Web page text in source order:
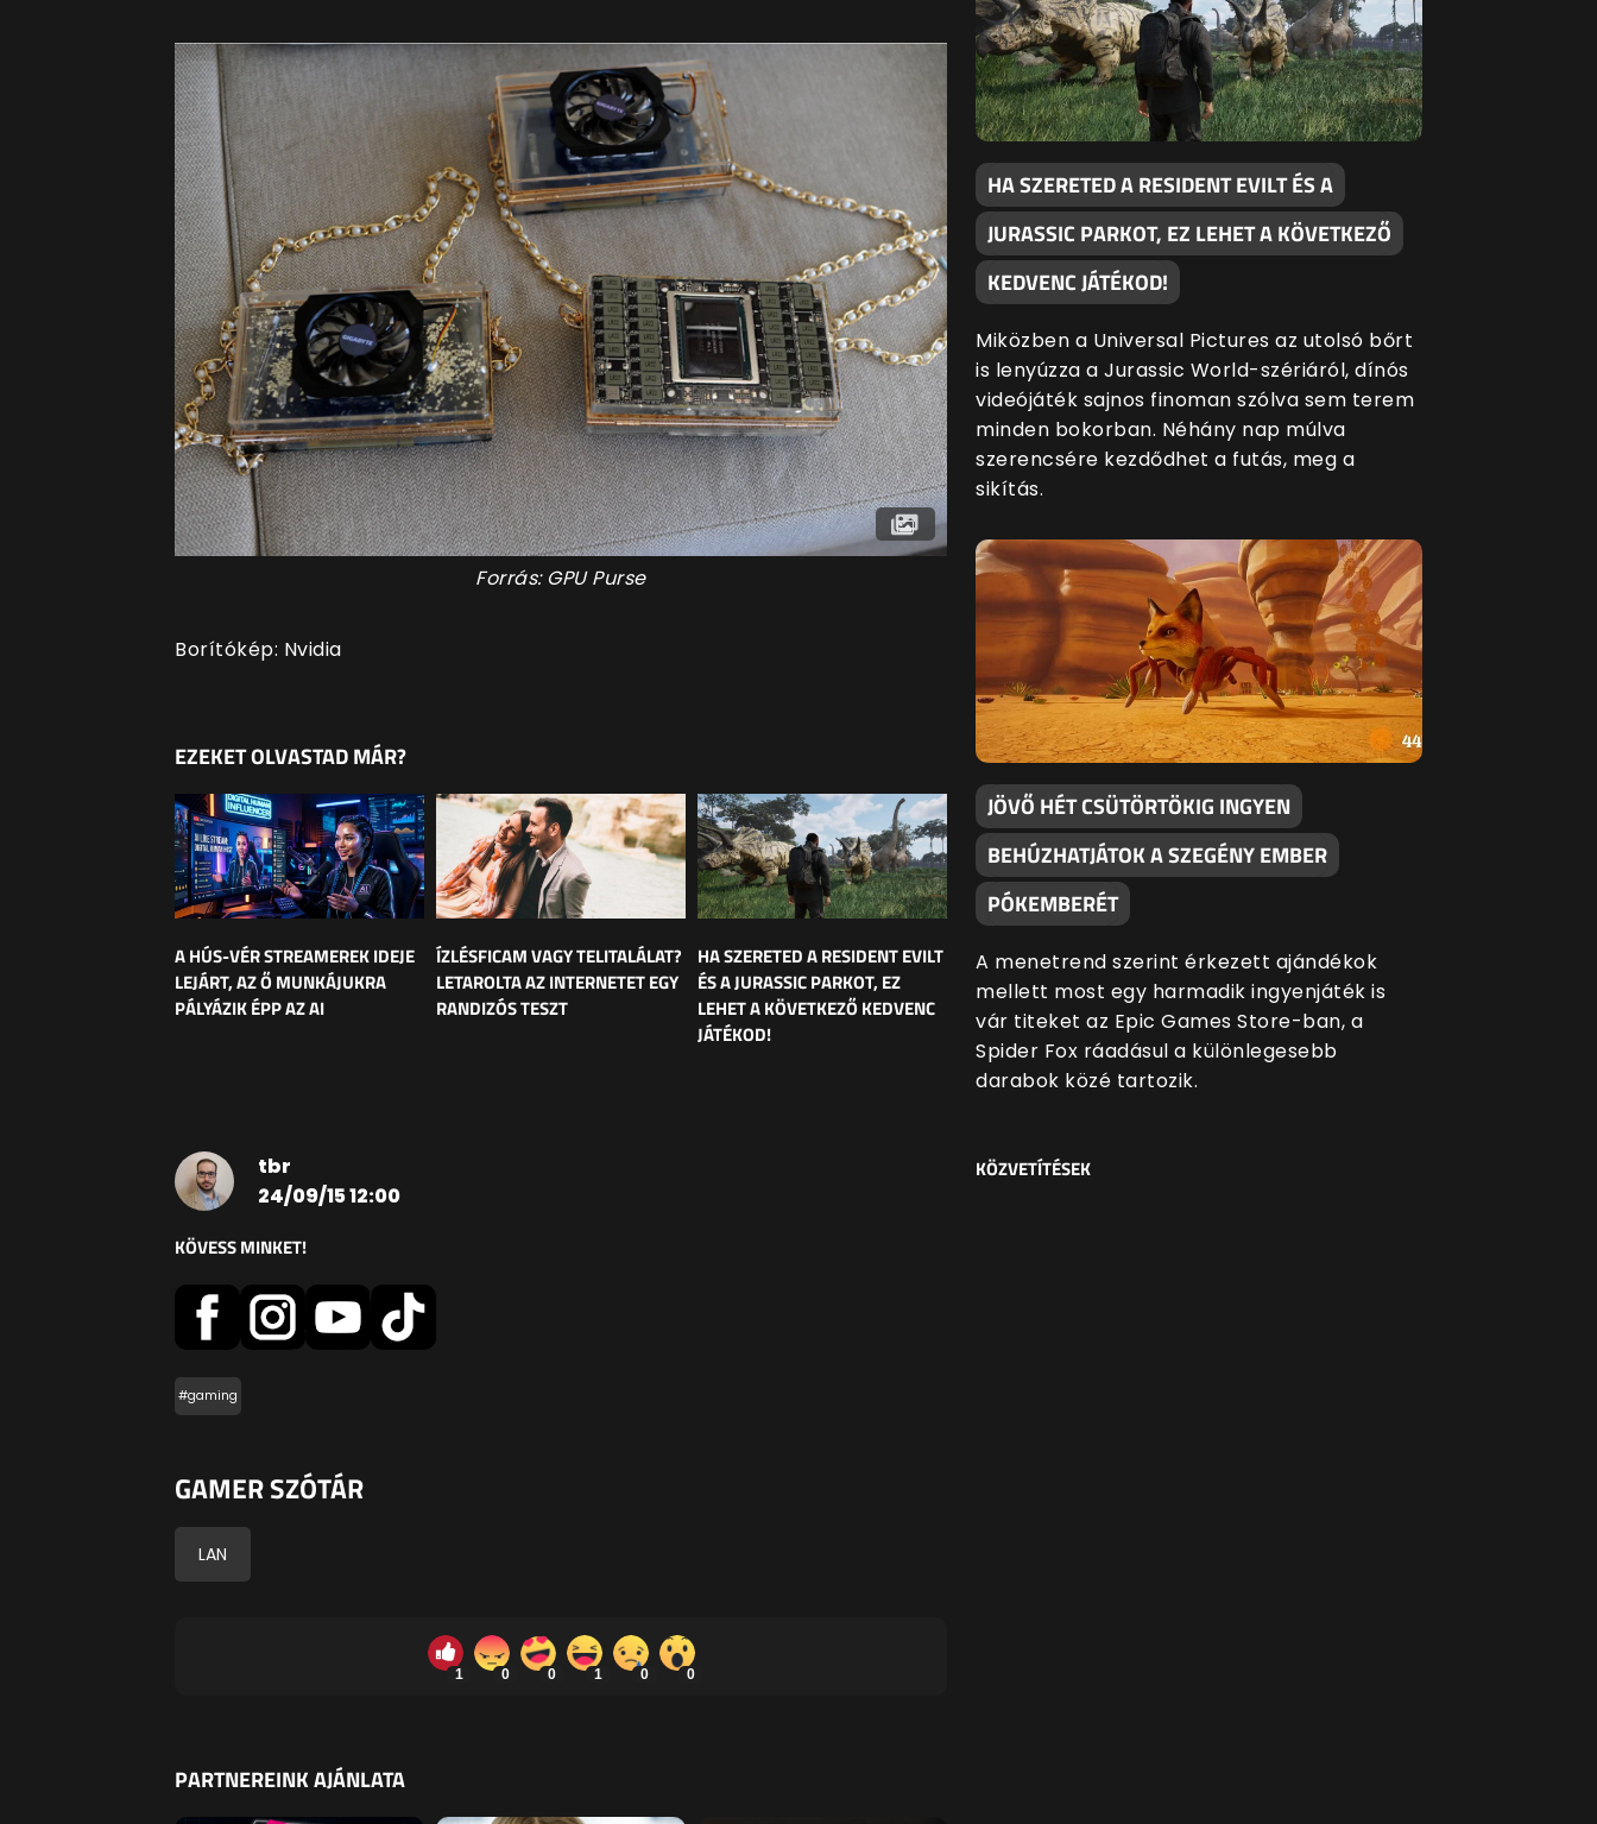
Forrás: GPU Purse
Borítókép: Nvidia
EZEKET OLVASTAD MÁR?
A HÚS-VÉR STREAMEREK IDEJE
LEJÁRT, AZ Ő MUNKÁJUKRA
PÁLYÁZIK ÉPP AZ AI
ÍZLÉSFICAM VAGY TELITALÁLAT?
LETAROLTA AZ INTERNETET EGY
RANDIZÓS TESZT
HA SZERETED A RESIDENT EVILT
ÉS A JURASSIC PARKOT, EZ
LEHET A KÖVETKEZŐ KEDVENC
JÁTÉKOD!
tbr
24/09/15 12:00
KÖVESS MINKET!
#gaming
GAMER SZÓTÁR
LAN
1 0 0 1 0 0
PARTNEREINK AJÁNLATA
HA SZERETED A RESIDENT EVILT ÉS A
JURASSIC PARKOT, EZ LEHET A KÖVETKEZŐ
KEDVENC JÁTÉKOD!
Miközben a Universal Pictures az utolsó bőrt
is lenyúzza a Jurassic World-szériáról, dínós
videójáték sajnos finoman szólva sem terem
minden bokorban. Néhány nap múlva
szerencsére kezdődhet a futás, meg a
sikítás.
JÖVŐ HÉT CSÜTÖRTÖKIG INGYEN
BEHÚZHATJÁTOK A SZEGÉNY EMBER
PÓKEMBERÉT
A menetrend szerint érkezett ajándékok
mellett most egy harmadik ingyenjáték is
vár titeket az Epic Games Store-ban, a
Spider Fox ráadásul a különlegesebb
darabok közé tartozik.
KÖZVETÍTÉSEK